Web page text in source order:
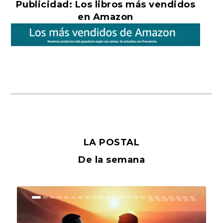
Publicidad: Los libros más vendidos
en Amazon
LA POSTAL
De la semana